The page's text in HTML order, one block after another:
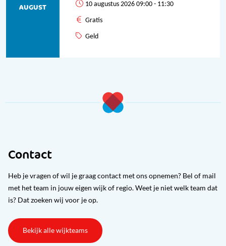
AUGUST 10 augustus 2026 09:00 - 11:30
Gratis
Geld
Contact
Heb je vragen of wil je graag contact met ons opnemen? Bel of mail
met het team in jouw eigen wijk of regio. Weet je niet welk team dat
is? Dat zoeken wij voor je op.
Bekijk alle wijkteams